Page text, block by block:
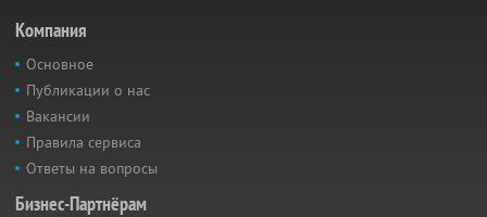
Компания
Основное
Публикации о нас
Вакансии
Правила сервиса
Ответы на вопросы
Бизнес-Партнёрам